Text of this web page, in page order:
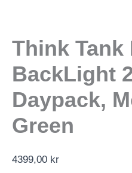
Think
BackLight
Daypack,
Green
4399,00 kr